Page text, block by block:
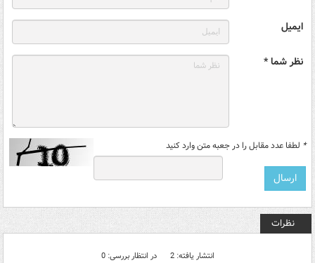
ایمیل
نظر شما *
* لطفا عدد مقابل را در جعبه متن وارد کنید
نظرات
انتشار یافته: 2 در انتظار بررسی: 0